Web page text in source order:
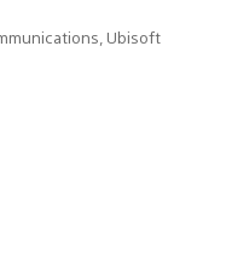
Ubisoft